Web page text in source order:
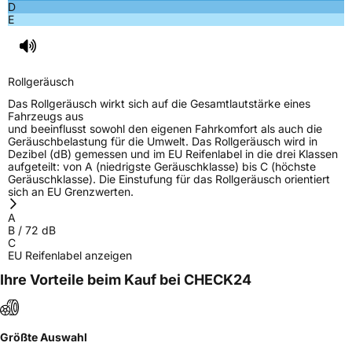
HerstellerkontaktAKO International B.V., Weegschaalstraat 3
5632CW Eindhoven Niederlande,
D
E
Rollgeräusch
Das Rollgeräusch wirkt sich auf die Gesamtlautstärke eines
Fahrzeugs aus
und beeinflusst sowohl den eigenen Fahrkomfort als auch die
Geräuschbelastung für die Umwelt. Das Rollgeräusch wird in
Dezibel (dB) gemessen und im EU Reifenlabel in die drei Klassen
aufgeteilt: von A (niedrigste Geräuschklasse) bis C (höchste
Geräuschklasse). Die Einstufung für das Rollgeräusch orientiert
sich an EU Grenzwerten.
A
B / 72 dB
C
EU Reifenlabel anzeigen
Ihre Vorteile beim Kauf bei CHECK24
Größte Auswahl